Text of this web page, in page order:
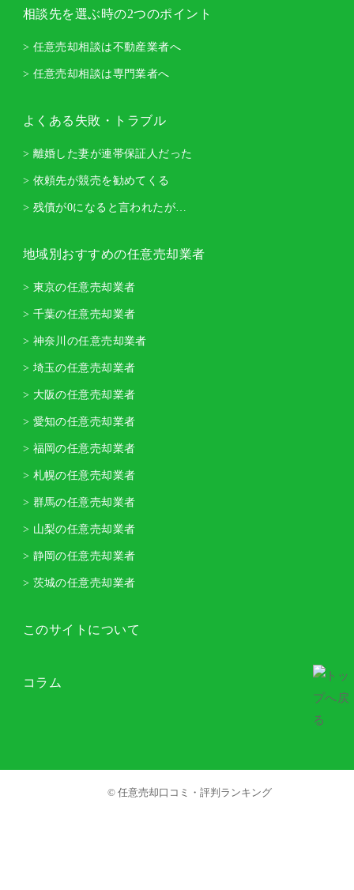
相談先を選ぶ時の2つのポイント
> 任意売却相談は不動産業者へ
> 任意売却相談は専門業者へ
よくある失敗・トラブル
> 離婚した妻が連帯保証人だった
> 依頼先が競売を勧めてくる
> 残債が0になると言われたが…
地域別おすすめの任意売却業者
> 東京の任意売却業者
> 千葉の任意売却業者
> 神奈川の任意売却業者
> 埼玉の任意売却業者
> 大阪の任意売却業者
> 愛知の任意売却業者
> 福岡の任意売却業者
> 札幌の任意売却業者
> 群馬の任意売却業者
> 山梨の任意売却業者
> 静岡の任意売却業者
> 茨城の任意売却業者
このサイトについて
コラム
© 任意売却口コミ・評判ランキング